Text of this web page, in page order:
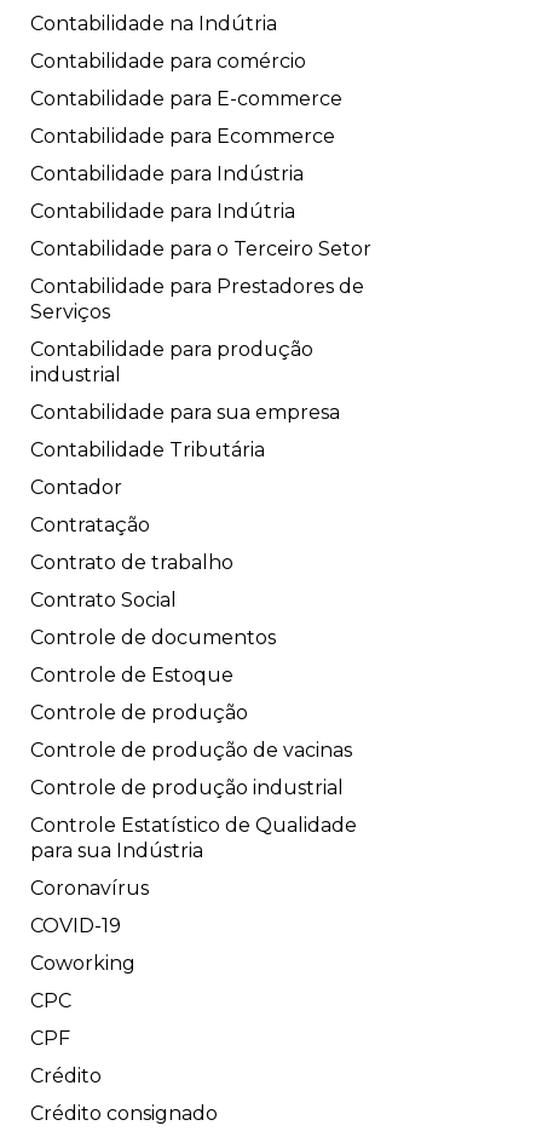
Contabilidade na Indútria
Contabilidade para comércio
Contabilidade para E-commerce
Contabilidade para Ecommerce
Contabilidade para Indústria
Contabilidade para Indútria
Contabilidade para o Terceiro Setor
Contabilidade para Prestadores de
Serviços
Contabilidade para produção
industrial
Contabilidade para sua empresa
Contabilidade Tributária
Contador
Contratação
Contrato de trabalho
Contrato Social
Controle de documentos
Controle de Estoque
Controle de produção
Controle de produção de vacinas
Controle de produção industrial
Controle Estatístico de Qualidade
para sua Indústria
Coronavírus
COVID-19
Coworking
CPC
CPF
Crédito
Crédito consignado